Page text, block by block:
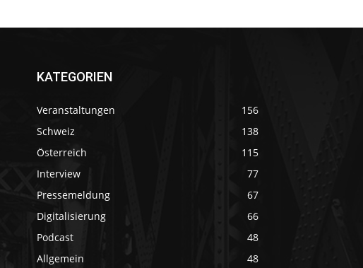
KATEGORIEN
Veranstaltungen
156
Schweiz
138
Österreich
115
Interview
77
Pressemeldung
67
Digitalisierung
66
Podcast
48
Allgemein
48